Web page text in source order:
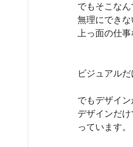
でもそこなん
無理にできな
上っ面の仕事
ビジュアル
でもデザイ
デザインだ
っています。